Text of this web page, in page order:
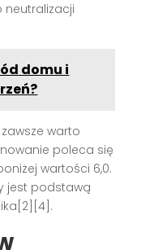
domu i
warto
poleca się
wartości 6,0.
jest podstawą